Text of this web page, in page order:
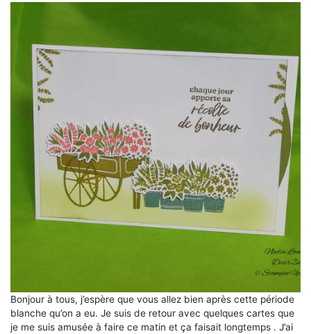
Bonjour à tous, j’espère que vous allez bien après cette période
blanche qu’on a eu. Je suis de retour avec quelques cartes que
je me suis amusée à faire ce matin et ça faisait longtemps . J’ai